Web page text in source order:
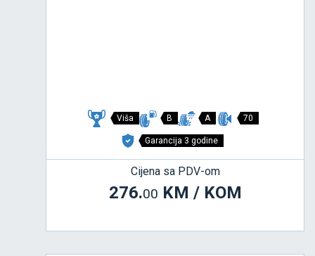
Viša B A 70
Garancija 3 godine
Cijena sa PDV-om
276.00 KM / KOM